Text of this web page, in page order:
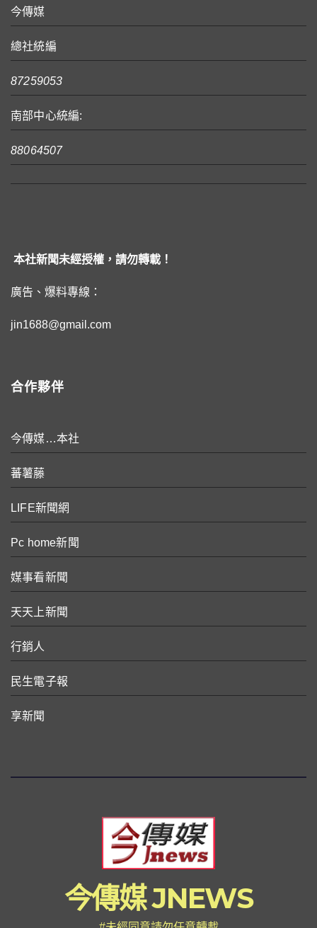
今傳媒
總社統編
87259053
南部中心統編:
88064507
本社新聞未經授權，請勿轉載！
廣告、爆料專線：
jin1688@gmail.com
合作夥伴
今傳媒…本社
蕃薯藤
LIFE新聞網
Pc home新聞
媒事看新聞
天天上新聞
行銷人
民生電子報
享新聞
今傳媒 JNEWS